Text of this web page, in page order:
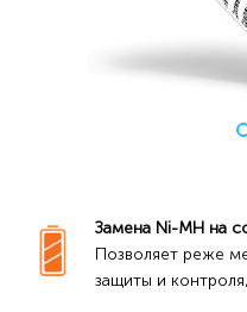
Замена Ni-MH на
Позволяет реже
защиты и